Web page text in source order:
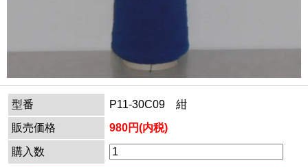
型番
P11-30C09 紺
販売価格
980円(内税)
購入数